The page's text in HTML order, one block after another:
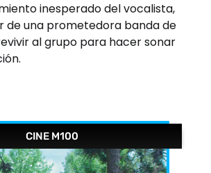
inesperado del vocalista,
de una prometedora banda de
al grupo para hacer sonar
CINE M100